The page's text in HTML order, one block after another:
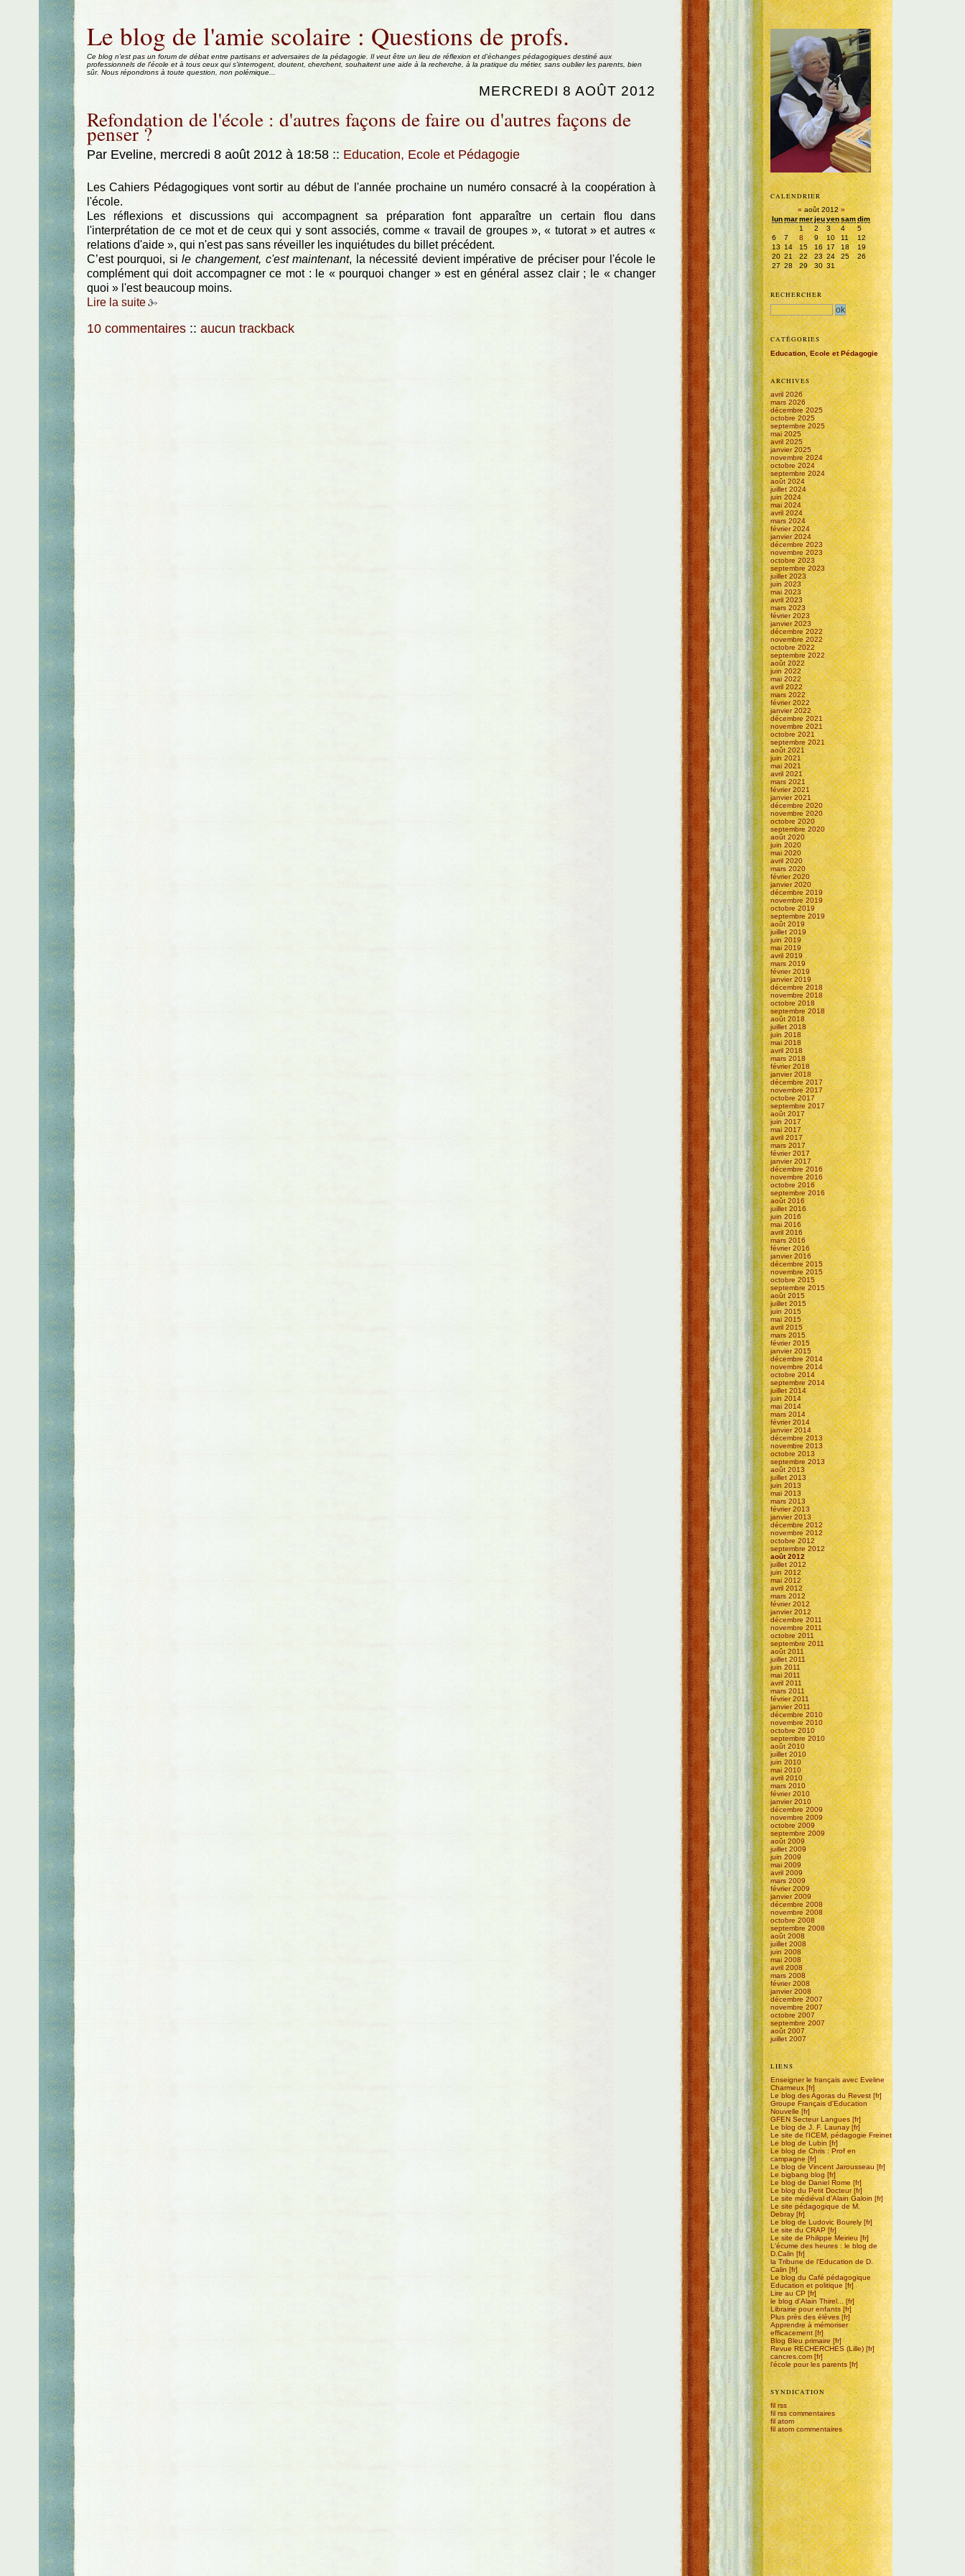
Aller au contenu
Le blog de l'amie scolaire : Questions de profs.
Ce blog n'est pas un forum de débat entre partisans et adversaires de la pédagogie. Il veut être un lieu de réflexion et d'échanges pédagogiques destiné aux
professionnels de l'école et à tous ceux qui s'interrogent, doutent, cherchent, souhaitent une aide à la recherche, à la pratique du métier, sans oublier les parents, bien
sûr. Nous répondrons à toute question, non polémique...
MERCREDI 8 AOÛT 2012
Refondation de l'école : d'autres façons de faire ou d'autres façons de
penser ?
Par Eveline, mercredi 8 août 2012 à 18:58 :: Education, Ecole et Pédagogie
Les Cahiers Pédagogiques vont sortir au début de l'année prochaine un numéro consacré à la coopération à
l'école.
Les réflexions et discussions qui accompagnent sa préparation font apparaître un certain flou dans
l'interprétation de ce mot et de ceux qui y sont associés, comme « travail de groupes », « tutorat » et autres «
relations d'aide », qui n'est pas sans réveiller les inquiétudes du billet précédent.
C’est pourquoi, sile changement, c'est maintenant, la nécessité devient impérative de préciser pour l'école le
complément qui doit accompagner ce mot : le « pourquoi changer » est en général assez clair ; le « changer
quoi » l'est beaucoup moins.
Lire la suite
10 commentaires :: aucun trackback
CALENDRIER
«août 2012»
lunmarmerjeuvensamdim
1
2 3 4
5
6
7 8 9 10 11
12
13 14 15 16 17 18
19
20 21 22 23 24 25
26
27 28 29 30 31
RECHERCHER
CATÉGORIES
Education, Ecole et Pédagogie
ARCHIVES
avril 2026
mars 2026
décembre 2025
octobre 2025
septembre 2025
mai 2025
avril 2025
janvier 2025
novembre 2024
octobre 2024
septembre 2024
août 2024
juillet 2024
juin 2024
mai 2024
avril 2024
mars 2024
février 2024
janvier 2024
décembre 2023
novembre 2023
octobre 2023
septembre 2023
juillet 2023
juin 2023
mai 2023
avril 2023
mars 2023
février 2023
janvier 2023
décembre 2022
novembre 2022
octobre 2022
septembre 2022
août 2022
juin 2022
mai 2022
avril 2022
mars 2022
février 2022
janvier 2022
décembre 2021
novembre 2021
octobre 2021
septembre 2021
août 2021
juin 2021
mai 2021
avril 2021
mars 2021
février 2021
janvier 2021
décembre 2020
novembre 2020
octobre 2020
septembre 2020
août 2020
juin 2020
mai 2020
avril 2020
mars 2020
février 2020
janvier 2020
décembre 2019
novembre 2019
octobre 2019
septembre 2019
août 2019
juillet 2019
juin 2019
mai 2019
avril 2019
mars 2019
février 2019
janvier 2019
décembre 2018
novembre 2018
octobre 2018
septembre 2018
août 2018
juillet 2018
juin 2018
mai 2018
avril 2018
mars 2018
février 2018
janvier 2018
décembre 2017
novembre 2017
octobre 2017
septembre 2017
août 2017
juin 2017
mai 2017
avril 2017
mars 2017
février 2017
janvier 2017
décembre 2016
novembre 2016
octobre 2016
septembre 2016
août 2016
juillet 2016
juin 2016
mai 2016
avril 2016
mars 2016
février 2016
janvier 2016
décembre 2015
novembre 2015
octobre 2015
septembre 2015
août 2015
juillet 2015
juin 2015
mai 2015
avril 2015
mars 2015
février 2015
janvier 2015
décembre 2014
novembre 2014
octobre 2014
septembre 2014
juillet 2014
juin 2014
mai 2014
mars 2014
février 2014
janvier 2014
décembre 2013
novembre 2013
octobre 2013
septembre 2013
août 2013
juillet 2013
juin 2013
mai 2013
mars 2013
février 2013
janvier 2013
décembre 2012
novembre 2012
octobre 2012
septembre 2012
août 2012
juillet 2012
juin 2012
mai 2012
avril 2012
mars 2012
février 2012
janvier 2012
décembre 2011
novembre 2011
octobre 2011
septembre 2011
août 2011
juillet 2011
juin 2011
mai 2011
avril 2011
mars 2011
février 2011
janvier 2011
décembre 2010
novembre 2010
octobre 2010
septembre 2010
août 2010
juillet 2010
juin 2010
mai 2010
avril 2010
mars 2010
février 2010
janvier 2010
décembre 2009
novembre 2009
octobre 2009
septembre 2009
août 2009
juillet 2009
juin 2009
mai 2009
avril 2009
mars 2009
février 2009
janvier 2009
décembre 2008
novembre 2008
octobre 2008
septembre 2008
août 2008
juillet 2008
juin 2008
mai 2008
avril 2008
mars 2008
février 2008
janvier 2008
décembre 2007
novembre 2007
octobre 2007
septembre 2007
août 2007
juillet 2007
LIENS
Enseigner le français avec Eveline
Charmeux
Le blog des Agoras du Revest
Groupe Français d'Education
Nouvelle
GFEN Secteur Langues
Le blog de J. F. Launay
Le site de l'ICEM, pédagogie Freinet
Le blog de Lubin
Le blog de Chris : Prof en
campagne
Le blog de Vincent Jarousseau
Le bigbang blog
Le blog de Daniel Rome
Le blog du Petit Docteur
Le site médiéval d'Alain Galoin
Le site pédagogique de M.
Debray
Le blog de Ludovic Bourely
Le site du CRAP
Le site de Philippe Meirieu
L'écume des heures : le blog de
D.Calin
la Tribune de l'Education de D.
Calin
Le blog du Café pédagogique
Education et politique
Lire au CP
le blog d'Alain Thirel...
Librairie pour enfants
Plus près des élèves
Apprendre à mémoriser
efficacement
Blog Bleu primaire
Revue RECHERCHES (Lille)
cancres.com
l'école pour les parents
SYNDICATION
fil rss
fil rss commentaires
fil atom
fil atom commentaires